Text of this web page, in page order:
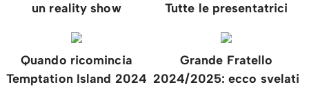
un reality show
Tutte le presentatrici
Quando ricomincia
Temptation Island 2024
Grande Fratello
2024/2025: ecco svelati